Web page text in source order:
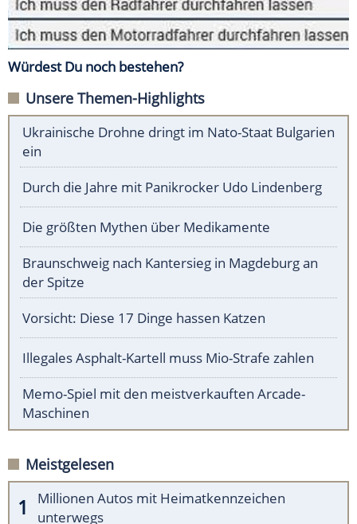
Würdest Du noch bestehen?
Unsere Themen-Highlights
Ukrainische Drohne dringt im Nato-Staat Bulgarien
ein
Durch die Jahre mit Panikrocker Udo Lindenberg
Die größten Mythen über Medikamente
Braunschweig nach Kantersieg in Magdeburg an
der Spitze
Vorsicht: Diese 17 Dinge hassen Katzen
Illegales Asphalt-Kartell muss Mio-Strafe zahlen
Memo-Spiel mit den meistverkauften Arcade-
Maschinen
Meistgelesen
Millionen Autos mit Heimatkennzeichen
unterwegs